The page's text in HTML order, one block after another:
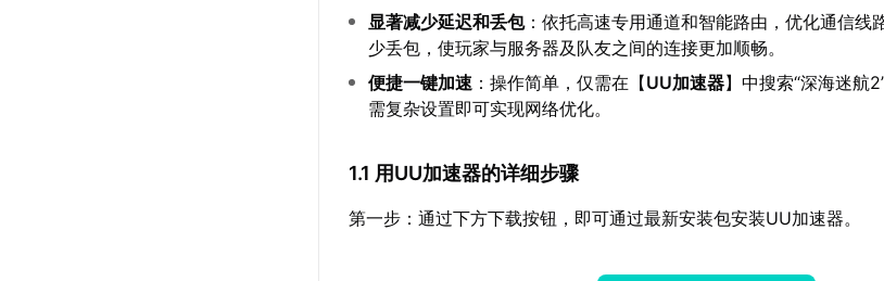
显著减少延迟和丢包：依托高速专用通道和智能路由，优化通信线
少丢包，使玩家与服务器及队友之间的连接更加顺畅。
便捷一键加速 ：操作简单，仅需在【UU加速器】中搜索“深海迷航
需复杂设置即可实现网络优化。
1.1 用UU加速器的详细步骤
第一步：通过下方下载按钮，即可通过最新安装包安装UU加速器。